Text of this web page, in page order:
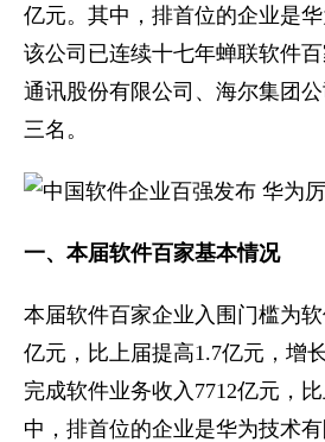
亿元。其中，排首位的企业是
该公司已连续十七年蝉联软件
通讯股份有限公司、海尔集团
三名。
一、本届软件百家基本情况
本届软件百家企业入围门槛为
亿元，比上届提高1.7亿元，增
完成软件业务收入7712亿元，
中，排首位的企业是华为技术